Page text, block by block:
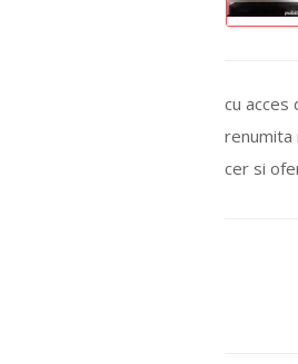
cu acces
renumita
cer si